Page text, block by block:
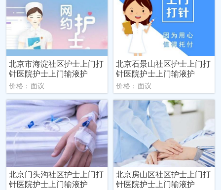
北京市海淀社区护士上门打
针医院护士上门输液护
价格：面议
北京石景山社区护士上门打
针医院护士上门输液护
价格：面议
北京门头沟社区护士上门打
针医院护士上门输液护
北京房山区社区护士上门打
针医院护士上门输液护